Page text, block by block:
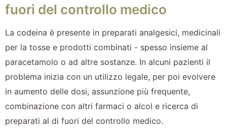
fuori del controllo medico
La codeina è presente in preparati analgesici, medicinali
per la tosse e prodotti combinati - spesso insieme al
paracetamolo o ad altre sostanze. In alcuni pazienti il
problema inizia con un utilizzo legale, per poi evolvere
in aumento delle dosi, assunzione più frequente,
combinazione con altri farmaci o alcol e ricerca di
preparati al di fuori del controllo medico.